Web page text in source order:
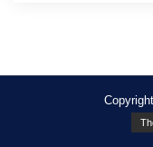
Copyright